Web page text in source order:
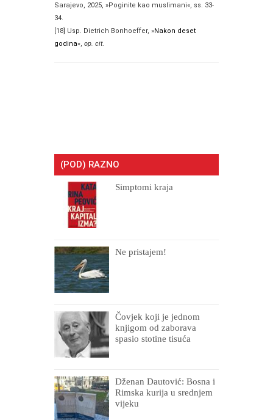
Sarajevo, 2025, »Poginite kao muslimani«, ss. 33-
34.
[18] Usp. Dietrich Bonhoeffer, »Nakon deset
godina«, op. cit.
(POD) RAZNO
Simptomi kraja
Ne pristajem!
Čovjek koji je jednom
knjigom od zaborava
spasio stotine tisuća
Dženan Dautović: Bosna i
Rimska kurija u srednjem
vijeku